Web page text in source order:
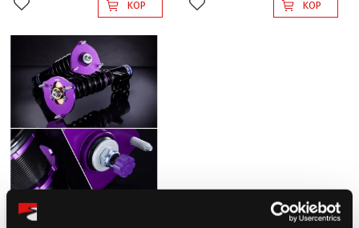
Lägg till i favoriterKÖP Lägg till i favoriterKÖP
D2 Coilovers Rally Asfalt KIA
CEED HATCH (06~12)